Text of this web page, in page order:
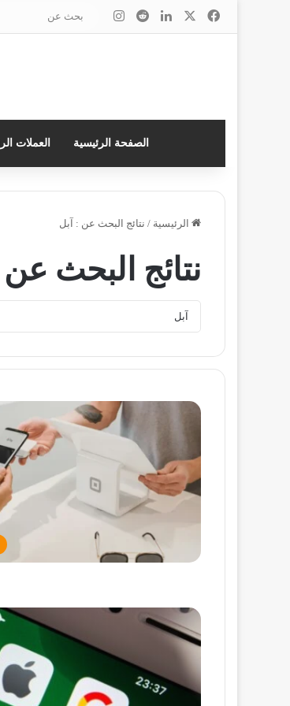
فيسبوك لينكدإن
‏Reddit انستقرام
الصفحة الرئيسية العملات
الرئيسية / نتائج البحث عن : آبل
نتائج البحث